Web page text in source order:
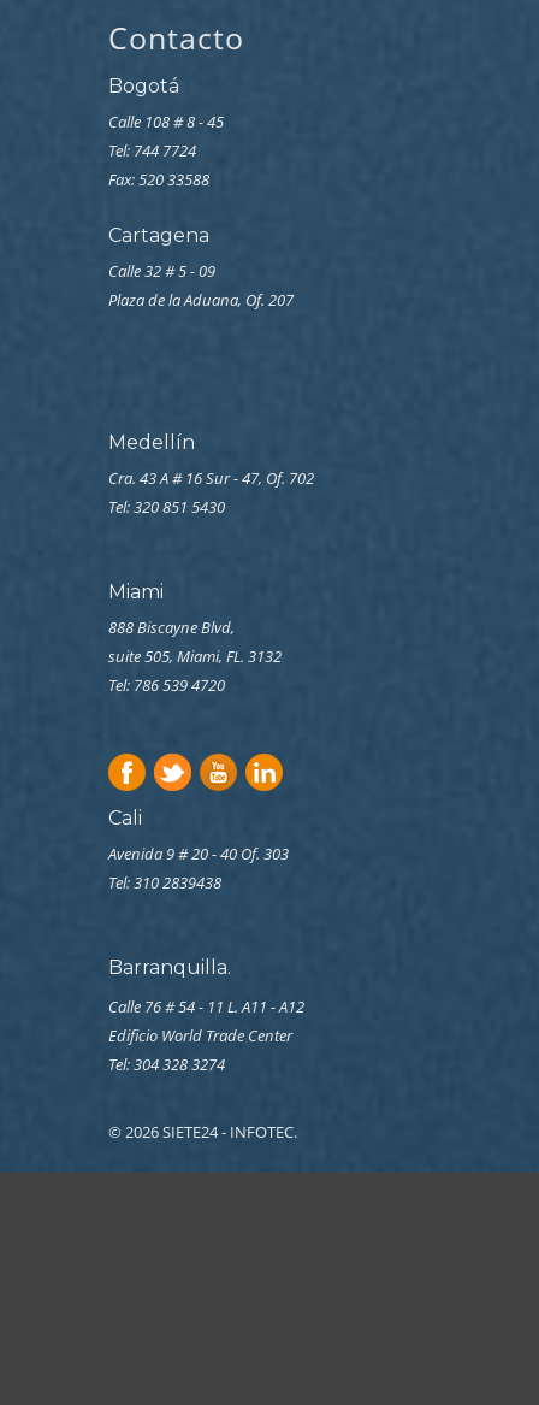
Contacto
Bogotá
Calle 108 # 8 - 45
Tel: 744 7724
Fax: 520 33588
Cartagena
Calle 32 # 5 - 09
Plaza de la Aduana, Of. 207
Medellín
Cra. 43 A # 16 Sur - 47, Of. 702
Tel: 320 851 5430
Miami
888 Biscayne Blvd,
suite 505, Miami, FL. 3132
Tel: 786 539 4720
Cali
Avenida 9 # 20 - 40 Of. 303
Tel:310 2839438
Barranquilla.
Calle 76 # 54 - 11 L. A11 - A12
Edificio World Trade Center
Tel: 304 328 3274
© 2026 SIETE24 - INFOTEC.